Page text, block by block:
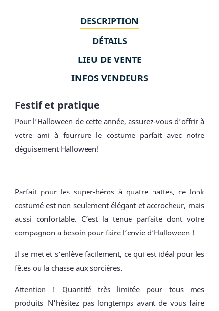
DESCRIPTION
DÉTAILS
LIEU DE VENTE
INFOS VENDEURS
Festif et pratique
Pour l’Halloween de cette année, assurez-vous d’offrir à
votre ami à fourrure le costume parfait avec notre
déguisement Halloween!
Parfait pour les super-héros à quatre pattes, ce look
costumé est non seulement élégant et accrocheur, mais
aussi confortable. C’est la tenue parfaite dont votre
compagnon a besoin pour faire l’envie d’Halloween !
Il se met et s’enlève facilement, ce qui est idéal pour les
fêtes ou la chasse aux sorcières.
Attention ! Quantité très limitée pour tous mes
produits. N'hésitez pas longtemps avant de vous faire